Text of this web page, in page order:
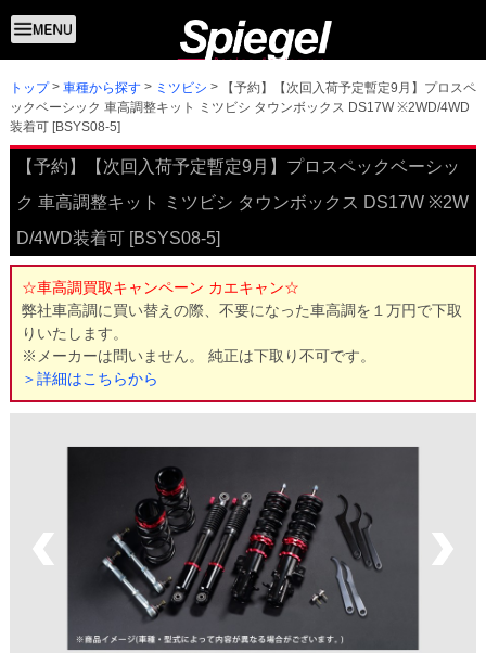
トップ 車種から探す ミツビシ
【予約】【次回入荷予定暫定9月】プロスペ
ックベーシック 車高調整キット ミツビシ タウンボックス DS17W ※2WD/4WD
装着可 [BSYS08-5]
【予約】【次回入荷予定暫定9月】プロスペックベーシッ
ク 車高調整キット ミツビシ タウンボックス DS17W ※2W
D/4WD装着可 [BSYS08-5]
☆車高調買取キャンペーン カエキャン☆
弊社車高調に買い替えの際、不要になった車高調を１万円で下取
りいたします。
※メーカーは問いません。 純正は下取り不可です。
＞詳細はこちらから